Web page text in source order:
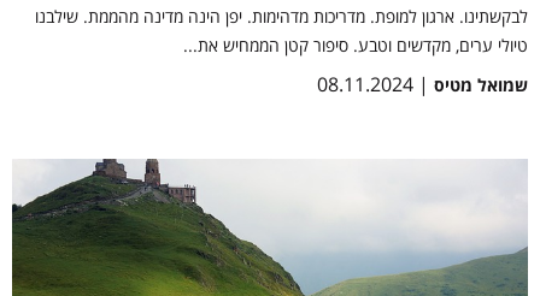
לבקשתינו. ארגון למופת. מדריכות מדהימות. יפן הינה מדינה מהממת. שילבנו
טיולי ערים, מקדשים וטבע. סיפור קטן הממחיש את...
שמואל מטיס | 08.11.2024